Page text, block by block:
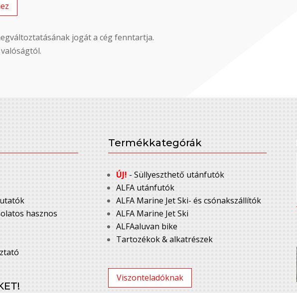
jogát a cég fenntartja.
hasznos
Termékkategórák
ÚJ! - Süllyeszthető utánfutók
ALFA utánfutók
ALFA Marine Jet Ski- és csónakszállítók
ALFA Marine Jet Ski
ALFAaluvan bike
Tartozékok & alkatrészek
Viszonteladóknak